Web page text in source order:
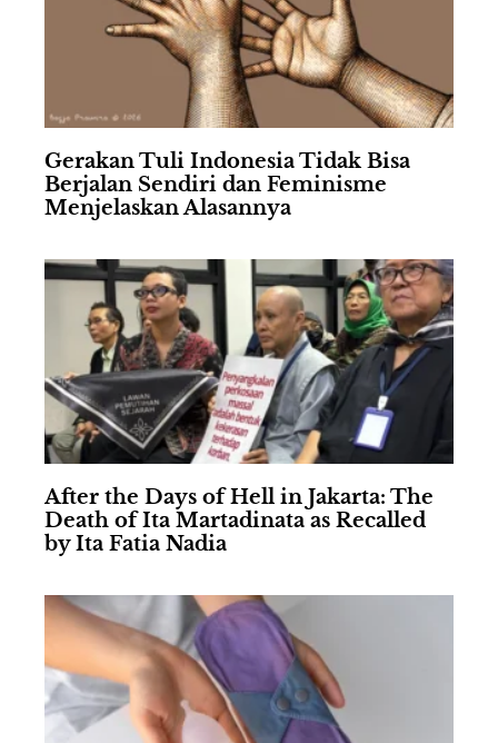
Gerakan Tuli Indonesia Tidak Bisa
Berjalan Sendiri dan Feminisme
Menjelaskan Alasannya
After the Days of Hell in Jakarta: The
Death of Ita Martadinata as Recalled
by Ita Fatia Nadia